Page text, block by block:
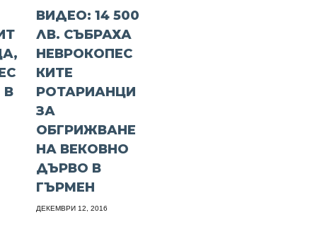
В
ВИДЕО: 14 500
ЛВ. СЪБРАХА
НЕВРОКОПЕС
КИТЕ
РОТАРИАНЦИ
ЗА
ОБГРИЖВАНЕ
НА ВЕКОВНО
ДЪРВО В
ГЪРМЕН
ДЕКЕМВРИ 12, 2016